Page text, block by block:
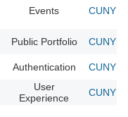
Events CUNY
Public Portfolio CUNY
Authentication CUNY
User
Experience
CUNY